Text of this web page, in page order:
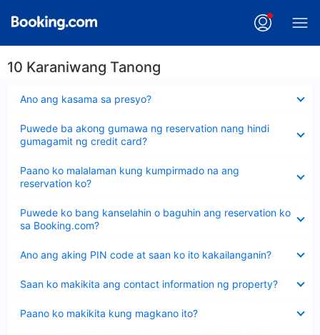
10 Karaniwang Tanong
Ano ang kasama sa presyo?
ang
Puwede ba akong gumawa ng reservation nang hindi
gumagamit ng credit card?
ang
sagot
Paano ko malalaman kung kumpirmado na ang
reservation ko?
ang
sagot
Puwede ko bang kanselahin o baguhin ang reservation ko
sa Booking.com?
ang
sagot
Ano ang aking PIN code at saan ko ito kakailanganin?
ang
Saan ko makikita ang contact information ng property?
ang
Paano ko makikita kung magkano ito?
ang